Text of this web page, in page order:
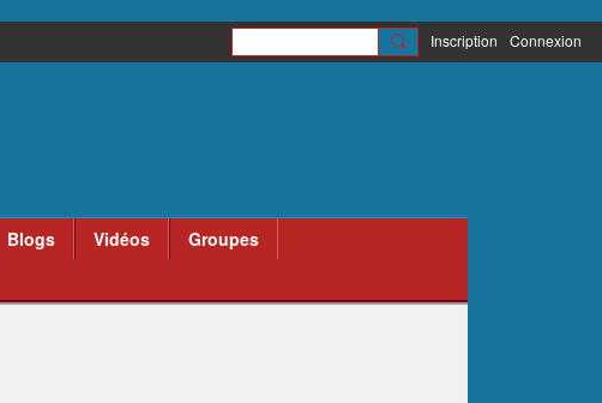
Inscription Connexion
Blogs Vidéos
Groupes